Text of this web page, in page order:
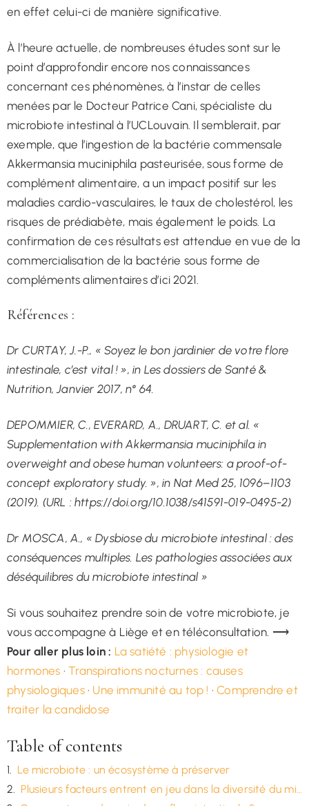
en effet celui-ci de manière significative.
À l’heure actuelle, de nombreuses études sont sur le
point d’approfondir encore nos connaissances
concernant ces phénomènes, à l’instar de celles
menées par le Docteur Patrice Cani, spécialiste du
microbiote intestinal à l’UCLouvain. Il semblerait, par
exemple, que l’ingestion de la bactérie commensale
Akkermansia muciniphila pasteurisée, sous forme de
complément alimentaire, a un impact positif sur les
maladies cardio-vasculaires, le taux de cholestérol, les
risques de prédiabète, mais également le poids. La
confirmation de ces résultats est attendue en vue de la
commercialisation de la bactérie sous forme de
compléments alimentaires d’ici 2021.
Références :
Dr CURTAY, J.-P., « Soyez le bon jardinier de votre flore
intestinale, c’est vital ! », in Les dossiers de Santé &
Nutrition, Janvier 2017, n° 64.
DEPOMMIER, C., EVERARD, A., DRUART, C. et al. «
Supplementation with Akkermansia muciniphila in
overweight and obese human volunteers: a proof-of-
concept exploratory study. », in Nat Med 25, 1096–1103
(2019). (URL : https://doi.org/10.1038/s41591-019-0495-2)
Dr MOSCA, A., « Dysbiose du microbiote intestinal : des
conséquences multiples. Les pathologies associées aux
déséquilibres du microbiote intestinal »
Si vous souhaitez prendre soin de votre microbiote, je
vous accompagne à Liège et en téléconsultation. ⟶
Pour aller plus loin : La satiété : physiologie et
hormones ·Transpirations nocturnes : causes
physiologiques· Une immunité au top ! ·Comprendre et
traiter la candidose
Table of contents
Le microbiote : un écosystème à préserver